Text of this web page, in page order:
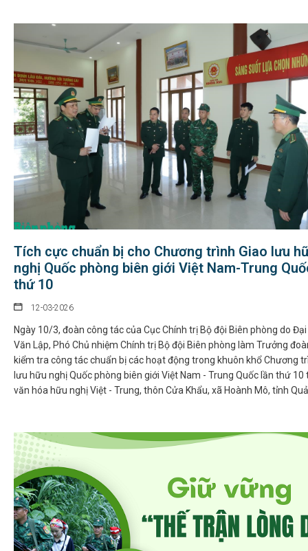
Tích cực chuẩn bị cho Chương trình Giao lưu
nghị Quốc phòng biên giới Việt Nam-Trung
thứ 10
12-03-2026
Ngày 10/3, đoàn công tác của Cục Chính trị Bộ đội Biên phòng do
Văn Lập, Phó Chủ nhiệm Chính trị Bộ đội Biên phòng làm Trưởng
kiểm tra công tác chuẩn bị các hoạt động trong khuôn khổ Chương
lưu hữu nghị Quốc phòng biên giới Việt Nam - Trung Quốc lần thứ 10
văn hóa hữu nghị Việt - Trung, thôn Cửa Khẩu, xã Hoành Mô, tỉnh